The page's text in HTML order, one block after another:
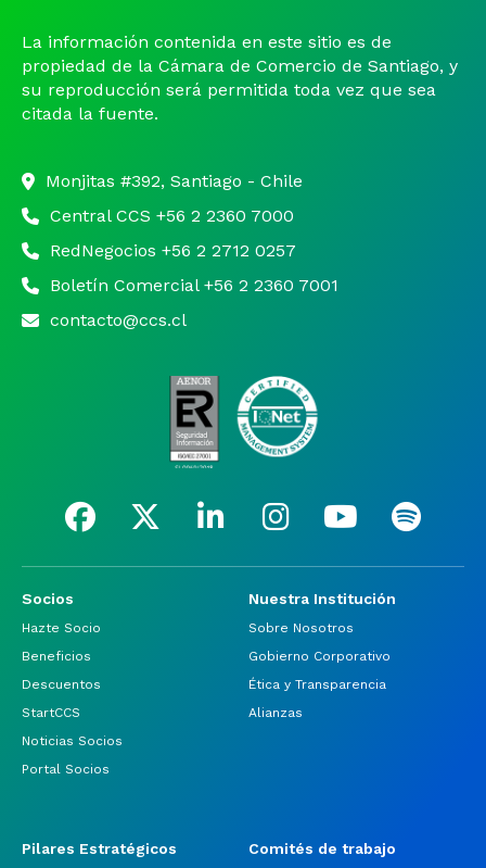
La información contenida en este sitio es de
propiedad de la Cámara de Comercio de Santiago, y
su reproducción será permitida toda vez que sea
citada la fuente.
Monjitas #392, Santiago - Chile
Central CCS +56 2 2360 7000
RedNegocios +56 2 2712 0257
Boletín Comercial +56 2 2360 7001
contacto@ccs.cl
Socios
Hazte Socio
Beneficios
Descuentos
StartCCS
Noticias Socios
Portal Socios
Nuestra Institución
Sobre Nosotros
Gobierno Corporativo
Ética y Transparencia
Alianzas
Pilares Estratégicos Comités de trabajo